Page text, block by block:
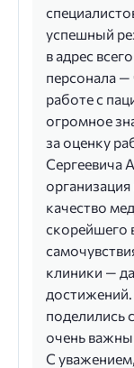
успешный
в адрес
персонала —
работе с
огромное
за оценку
Сергеевича
качество
скорейшего
клиники —
достижений.
поделились
очень
С уважением,